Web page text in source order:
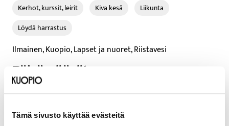
Tämä sivusto käyttää evästeitä
Kerhot, kurssit, leirit Kiva kesä
Liikunta​
Löydä harrastus
Ilmainen, Kuopio, Lapset ja nuoret, Riistavesi
Päivämäärät
11.8.2026
Sijainti